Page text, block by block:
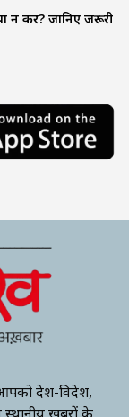
न करें? जानिए जरूरी
आपको देश-विदेश,